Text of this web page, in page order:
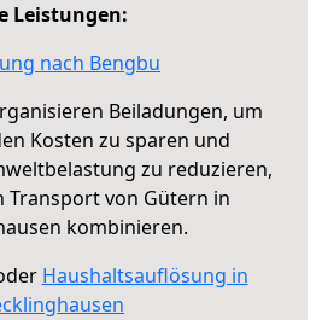
Leistungen:
nach Bengbu
Beiladungen, um
Kosten zu sparen und
zu reduzieren,
Transport von Gütern in
kombinieren.
Haushaltsauflösung in